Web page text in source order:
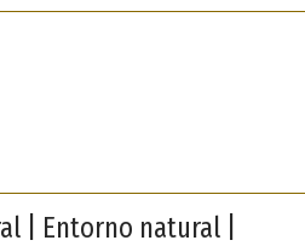
| Entorno natural |